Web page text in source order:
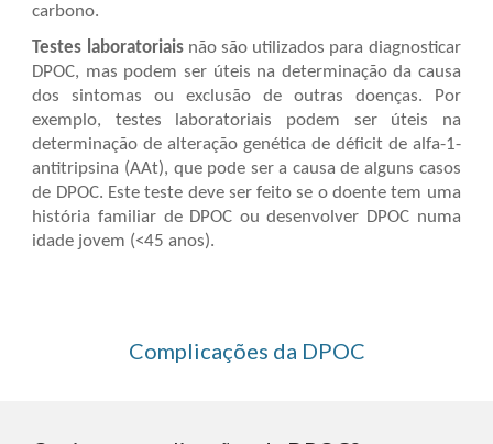
carbono.
Testes laboratoriaisnão são utilizados para diagnosticar
DPOC, mas podem ser úteis na determinação da causa
dos sintomas ou exclusão de outras doenças. Por
exemplo, testes laboratoriais podem ser úteis na
determinação de alteração genética de déficit de alfa-1-
antitripsina (AAt), que pode ser a causa de alguns casos
de DPOC. Este teste deve ser feito se o doente tem uma
história familiar de DPOC ou desenvolver DPOCnuma
idade jovem (<45 anos).
Complicações da DPOC